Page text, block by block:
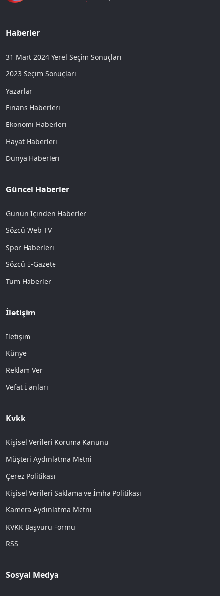
Haberler
31 Mart 2024 Yerel Seçim Sonuçları
2023 Seçim Sonuçları
Yazarlar
Finans Haberleri
Ekonomi Haberleri
Hayat Haberleri
Dünya Haberleri
Güncel Haberler
Günün İçinden Haberler
Sözcü Web TV
Spor Haberleri
Sözcü E-Gazete
Tüm Haberler
İletişim
İletişim
Künye
Reklam Ver
Vefat İlanları
Kvkk
Kişisel Verileri Koruma Kanunu
Müşteri Aydınlatma Metni
Çerez Politikası
Kişisel Verileri Saklama ve İmha Politikası
Kamera Aydınlatma Metni
KVKK Başvuru Formu
RSS
Sosyal Medya